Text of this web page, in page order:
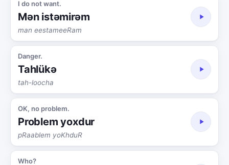
I do not want.
Mən istəmirəm
man eestameeRam
Danger.
Tahlükə
tah-loocha
OK, no problem.
Problem yoxdur
pRaablem yoKhduR
Who?